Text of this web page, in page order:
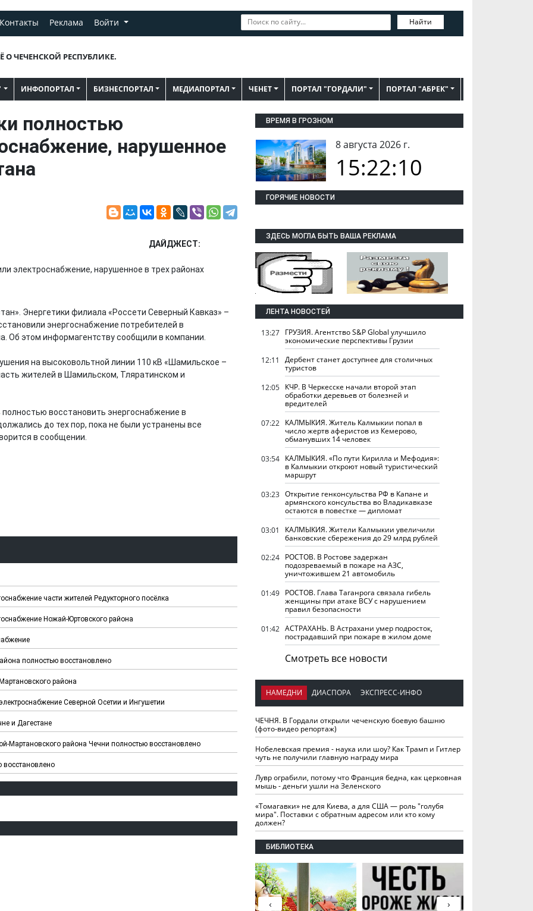
Контакты Реклама Войти Найти
О ЧЕЧЕНСКОЙ РЕСПУБЛИКЕ.
ИНФОПОРТАЛ БИЗНЕСПОРТАЛ МЕДИАПОРТАЛ ЧЕНЕТ ПОРТАЛ "ГОРДАЛИ" ПОРТАЛ "АБРЕК"
полностью
нарушенное
ДАЙДЖЕСТ:
Энергетики филиала «Россети Северный Кавказ» –
энергоснабжение потребителей в
Об этом информагентству сообщили в компании.
на высоковольтной линии 110 кВ «Шамильское –
жителей в Шамильском, Тляратинском и
восстановить энергоснабжение в
до тех пор, пока не были устранены все
в сообщении.
части жителей Редукторного посёлка
Ножай-Юртовского района
полностью восстановлено
района
Северной Осетии и Ингушетии
и Дагестане
Мартановского района Чечни полностью восстановлено
восстановлено
ВРЕМЯ В ГРОЗНОМ
8 августа 2026 г.
15:22:11
ГОРЯЧИЕ НОВОСТИ
ЗДЕСЬ МОГЛА БЫТЬ ВАША РЕКЛАМА
ЛЕНТА НОВОСТЕЙ
13:27 ГРУЗИЯ. Агентство S&P Global улучшило
экономические перспективы Грузии
12:11
Дербент станет доступнее для столичных
туристов
12:05 КЧР. В Черкесске начали второй этап
обработки деревьев от болезней и
вредителей
07:22 КАЛМЫКИЯ. Житель Калмыкии попал в
число жертв аферистов из Кемерово,
обманувших 14 человек
03:54 КАЛМЫКИЯ. «По пути Кирилла и Мефодия»:
в Калмыкии откроют новый туристический
маршрут
03:23 Открытие генконсульства РФ в Капане и
армянского консульства во Владикавказе
остаются в повестке — дипломат
03:01
КАЛМЫКИЯ. Жители Калмыкии увеличили
банковские сбережения до 29 млрд рублей
02:24 РОСТОВ. В Ростове задержан
подозреваемый в пожаре на АЗС,
уничтожившем 21 автомобиль
01:49 РОСТОВ. Глава Таганрога связала гибель
женщины при атаке ВСУ с нарушением
правил безопасности
01:42 АСТРАХАНЬ. В Астрахани умер подросток,
пострадавший при пожаре в жилом доме
Смотреть все новости
НАМЕДНИ ДИАСПОРА ЭКСПРЕСС-ИНФО
ЧЕЧНЯ. В Гордали открыли чеченскую боевую башню
(фото-видео репортаж)
Нобелевская премия - наука или шоу? Как Трамп и Гитлер
чуть не получили главную награду мира
Лувр ограбили, потому что Франция бедна, как церковная
мышь - деньги ушли на Зеленского
«Томагавки» не для Киева, а для США — роль "голубя
мира". Поставки с обратным адресом или кто кому
должен?
БИБЛИОТЕКА
›
‹